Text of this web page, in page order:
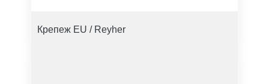
Крепеж EU / Reyher